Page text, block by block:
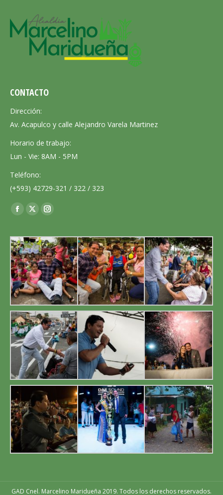
CONTACTO
Dirección:
Av. Acapulco y calle Alejandro Varela Martinez
Horario de trabajo:
Lun - Vie: 8AM - 5PM
Teléfono:
(+593) 42729-321 / 322 / 323
Encuéntranos en:
Facebook
opens
in
new
window
X
opens
in
new
window
Instagram
opens
in
new
window
GAD Cnel. Marcelino Maridueña 2019. Todos los derechos reservados.